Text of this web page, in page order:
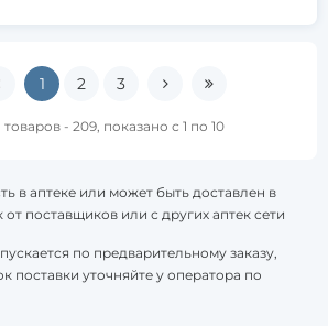
1 2 3
- 209, показано с 1 по 10
в аптеке или может быть доставлен в
от поставщиков или с других аптек сети
по предварительному заказу,
поставки уточняйте у оператора по